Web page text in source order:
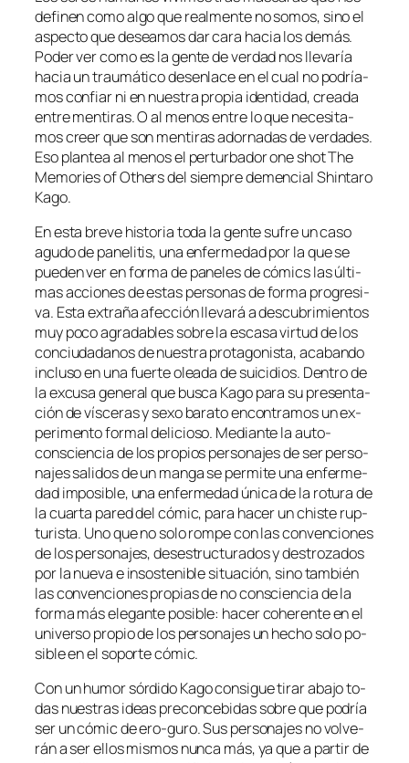
de­fi­nen co­mo al­go que real­men­te no so­mos, sino el
as­pec­to que de­sea­mos dar ca­ra ha­cia los de­más.
Poder ver co­mo es la gen­te de ver­dad nos lle­va­ría
ha­cia un trau­má­ti­co des­en­la­ce en el cual no po­dría­
mos con­fiar ni en nues­tra pro­pia iden­ti­dad, crea­da
en­tre men­ti­ras. O al me­nos en­tre lo que ne­ce­si­ta­
mos creer que son men­ti­ras ador­na­das de ver­da­des.
Eso plan­tea al me­nos el per­tur­ba­dor one shot The
Memories of Others del siem­pre de­men­cial Shintaro
Kago.
En es­ta bre­ve his­to­ria to­da la gen­te su­fre un ca­so
agu­do de pa­ne­li­tis, una en­fer­me­dad por la que se
pue­den ver en for­ma de pa­ne­les de có­mics las úl­ti­
mas ac­cio­nes de es­tas per­so­nas de for­ma pro­gre­si­
va. Esta ex­tra­ña afec­ción lle­va­rá a des­cu­bri­mien­tos
muy po­co agra­da­bles so­bre la es­ca­sa vir­tud de los
con­ciu­da­da­nos de nues­tra pro­ta­go­nis­ta, aca­ban­do
in­clu­so en una fuer­te olea­da de sui­ci­dios. Dentro de
la ex­cu­sa ge­ne­ral que bus­ca Kago pa­ra su pre­sen­ta­
ción de vís­ce­ras y se­xo ba­ra­to en­con­tra­mos un ex­
pe­ri­men­to for­mal de­li­cio­so. Mediante la auto-
consciencia de los pro­pios per­so­na­jes de ser per­so­
na­jes sa­li­dos de un man­ga se per­mi­te una en­fer­me­
dad im­po­si­ble, una en­fer­me­dad úni­ca de la ro­tu­ra de
la cuar­ta pa­red del có­mic, pa­ra ha­cer un chis­te rup­
tu­ris­ta. Uno que no so­lo rom­pe con las con­ven­cio­nes
de los per­so­na­jes, des­es­truc­tu­ra­dos y des­tro­za­dos
por la nue­va e in­sos­te­ni­ble si­tua­ción, sino tam­bién
las con­ven­cio­nes pro­pias de no cons­cien­cia de la
for­ma más ele­gan­te po­si­ble: ha­cer cohe­ren­te en el
uni­ver­so pro­pio de los per­so­na­jes un he­cho so­lo po­
si­ble en el so­por­te cómic.
Con un hu­mor sór­di­do Kago con­si­gue ti­rar aba­jo to­
das nues­tras ideas pre­con­ce­bi­das so­bre que po­dría
ser un có­mic de ero-guro. Sus per­so­na­jes no vol­ve­
rán a ser ellos mis­mos nun­ca más, ya que a par­tir de